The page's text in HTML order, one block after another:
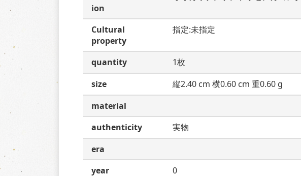
ion
Cultural
property
指定:未指定
quantity
1枚
size
縦2.40 cm 横0.60 cm 重0.60 g
material
authenticity
実物
era
year
0